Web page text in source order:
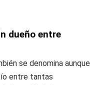
dueño entre
se denomina aunque
entre tantas